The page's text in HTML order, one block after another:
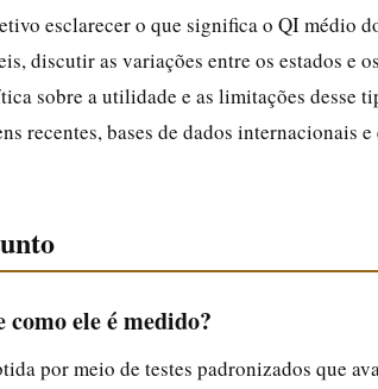
esclarecer o que significa o QI médio
discutir as variações entre os estados e
sobre a utilidade e as limitações desse
recentes, bases de dados internacionais
ele é medido?
por meio de testes padronizados que